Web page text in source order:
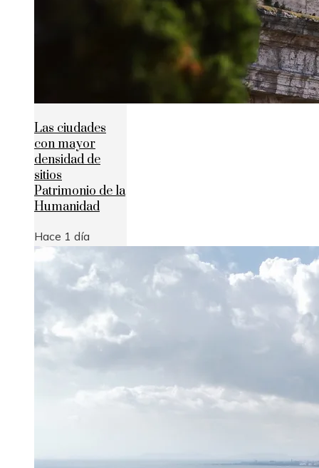
Las ciudades
con mayor
densidad de
sitios
Patrimonio de la
Humanidad
Hace 1 día